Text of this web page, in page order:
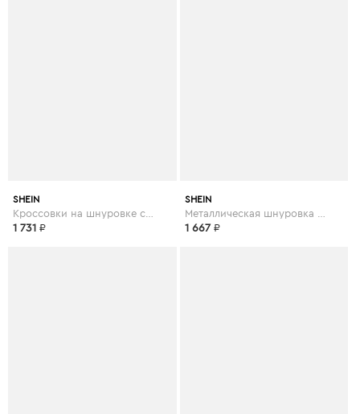
SHEIN
1 731 ₽
SHEIN
1 667 ₽